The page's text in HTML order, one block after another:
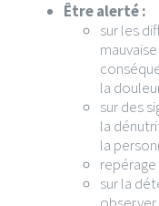
Être alerté :
sur les
la
sur des
la
la
sur la